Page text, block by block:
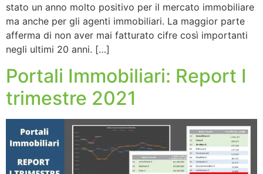
stato un anno molto positivo per il mercato immobiliare
ma anche per gli agenti immobiliari. La maggior parte
afferma di non aver mai fatturato cifre così importanti
negli ultimi 20 anni. […]
Portali Immobiliari: Report I
trimestre 2021